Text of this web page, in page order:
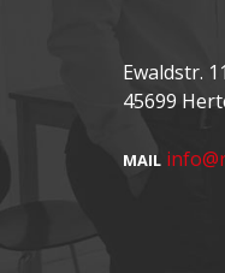
Ewaldstr.
45699
MAIL